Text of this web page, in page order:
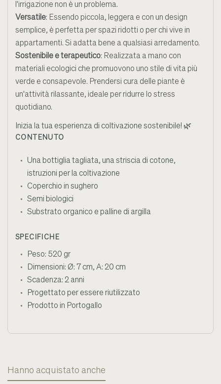
l'irrigazione non è un problema.
Versatile: Essendo piccola, leggera e con un design
semplice, è perfetta per spazi ridotti o per chi vive in
appartamenti. Si adatta bene a qualsiasi arredamento.
Sostenibile e terapeutico: Realizzata a mano con
materiali ecologici che promuovono uno stile di vita più
verde e consapevole. Prendersi cura delle piante è
un'attività rilassante, ideale per ridurre lo stress
quotidiano.
Inizia la tua esperienza di coltivazione sostenibile! 🌿
CONTENUTO
Una bottiglia tagliata, una striscia di cotone,
istruzioni per la coltivazione
Coperchio in sughero
Semi biologici
Substrato organico e palline di argilla
SPECIFICHE
Peso: 520 gr
Dimensioni: Ø: 7 cm, A: 20 cm
Scadenza: 2 anni
Progettato per essere riutilizzato
Prodotto in Portogallo
Hanno acquistato anche